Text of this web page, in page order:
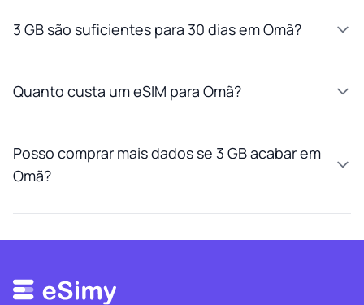
3 GB são suficientes para 30 dias em Omã?
Quanto custa um eSIM para Omã?
Posso comprar mais dados se 3 GB acabar em
Omã?